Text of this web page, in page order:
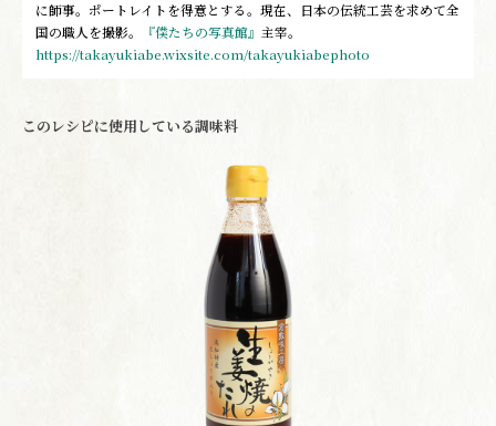
に師事。ポートレイトを得意とする。現在、日本の伝統工芸を求めて全
国の職人を撮影。
『僕たちの写真館』 主宰。
https://takayukiabe.wixsite.com/takayukiabephoto
このレシピに使用している調味料